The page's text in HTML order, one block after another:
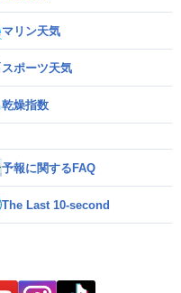
マリン天気
スポーツ天気
乾燥指数
予報に関するFAQ
The Last 10-second